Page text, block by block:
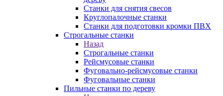
Станки для снятия свесов
Круглопалочные станки
Станки для подготовки кромки ПВХ
Строгальные станки
Назад
Строгальные станки
Рейсмусовые станки
Фуговально-рейсмусовые станки
Фуговальные станки
Пильные станки по дереву